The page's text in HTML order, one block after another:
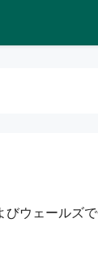
ウェールズ